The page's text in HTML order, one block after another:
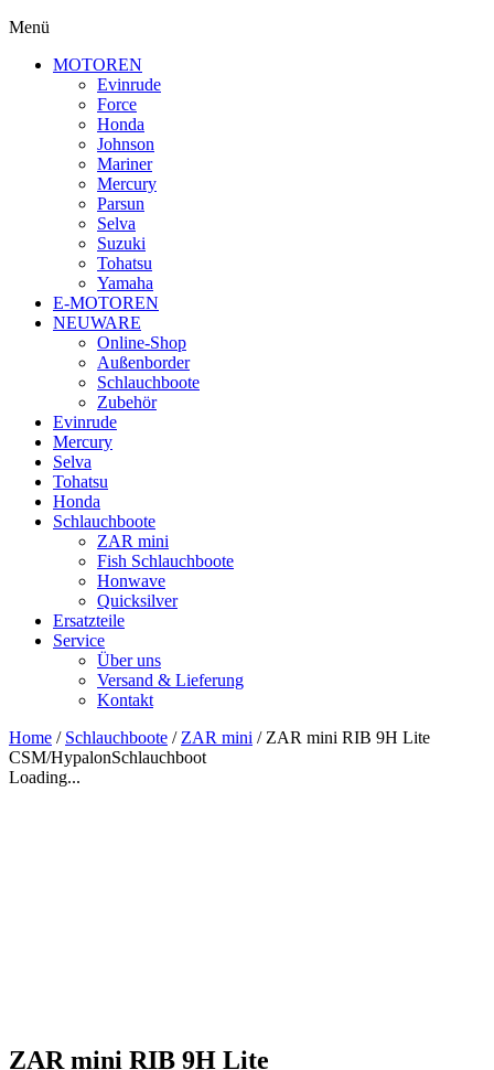
Menü
MOTOREN
Evinrude
Force
Honda
Johnson
Mariner
Mercury
Parsun
Selva
Suzuki
Tohatsu
Yamaha
E-MOTOREN
NEUWARE
Online-Shop
Außenborder
Schlauchboote
Zubehör
Evinrude
Mercury
Selva
Tohatsu
Honda
Schlauchboote
ZAR mini
Fish Schlauchboote
Honwave
Quicksilver
Ersatzteile
Service
Über uns
Versand & Lieferung
Kontakt
Home / Schlauchboote / ZAR mini / ZAR mini RIB 9H Lite
CSM/HypalonSchlauchboot
Loading...
ZAR mini RIB 9H Lite